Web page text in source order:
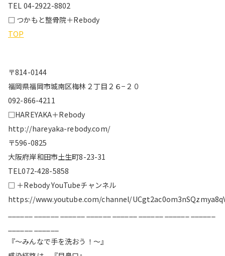
TEL 04-2922-8802
□ つかもと整骨院＋Rebody
TOP
〒814-0144
福岡県福岡市城南区梅林２丁目２６−２０
092-866-4211
□HAREYAKA＋Rebody
http://hareyaka-rebody.com/
〒596-0825
大阪府岸和田市土生町8-23-31
TEL072-428-5858
□ ＋Rebody YouTubeチャンネル
https://www.youtube.com/channel/
『〜みんなで手を洗おう！〜』